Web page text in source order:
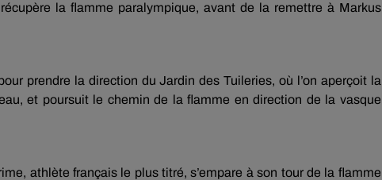
la flamme paralympique, avant de la remettre à Markus
prendre la direction du Jardin des Tuileries, où l’on aperçoit la
et poursuit le chemin de la flamme en direction de la vasque
athlète français le plus titré, s’empare à son tour de la flamme